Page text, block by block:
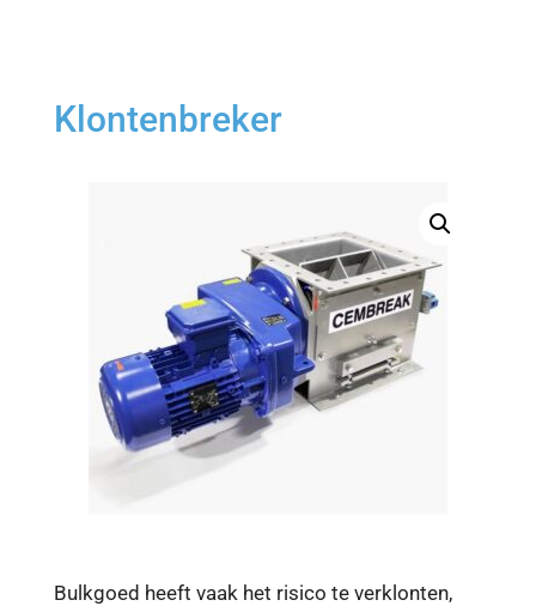
Klontenbreker
Bulkgoed heeft vaak het risico te verklonten,